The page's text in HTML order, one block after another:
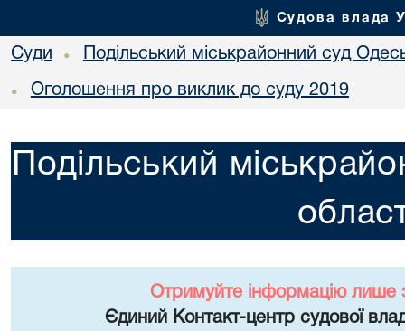
Судова влада
Суди • Подільський міськрайонний суд
• Оголошення про виклик до суду 2019
Подільський
Отримуйте інформацію лише
Єдиний Контакт-центр судової